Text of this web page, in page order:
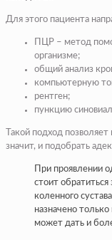
Для этого пациента
ПЦР – метод
организме;
общий анализ
компьютерную
рентген;
пункцию
Такой подход
значит, и подобрать
При проявлении
стоит обратиться
коленного
назначено
может дать и